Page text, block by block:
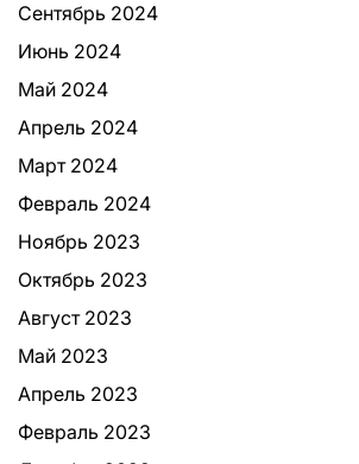
Сентябрь 2024
Июнь 2024
Май 2024
Апрель 2024
Март 2024
Февраль 2024
Ноябрь 2023
Октябрь 2023
Август 2023
Май 2023
Апрель 2023
Февраль 2023